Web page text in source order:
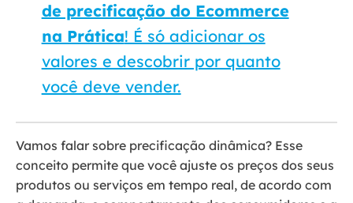
de precificação do Ecommerce
na Prática! É só adicionar os
valores e descobrir por quanto
você deve vender.
Vamos falar sobre precificação dinâmica? Esse
conceito permite que você ajuste os preços dos seus
produtos ou serviços em tempo real, de acordo com